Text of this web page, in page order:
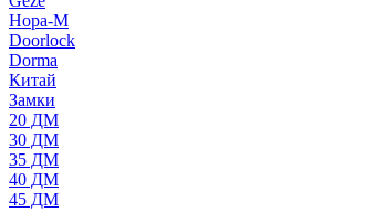
Нора-М
Doorlock
Dorma
Китай
Замки
20 ДМ
30 ДМ
35 ДМ
40 ДМ
45 ДМ